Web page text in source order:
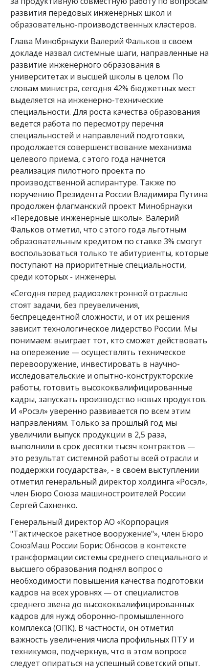
развития передовых инженерных школ и
образовательно-производственных кластеров.
Глава Минобрнауки Валерий Фальков в своем
докладе назвал системные шаги, направленные на
развитие инженерного образования в
университетах и высшей школы в целом. По
словам министра, сегодня 42% бюджетных мест
выделяется на инженерно-технические
специальности. Для роста качества образования
ведется работа по пересмотру перечня
специальностей и направлений подготовки,
продолжается совершенствование механизма
целевого приема, с этого года начнется
реализация пилотного проекта по
производственной аспирантуре. Также по
поручению Президента России Владимира Путина
продолжен флагманский проект Минобрнауки
«Передовые инженерные школы». Валерий
Фальков отметил, что с этого года льготным
образовательным кредитом по ставке 3% смогут
воспользоваться только те абитуриенты, которые
поступают на приоритетные специальности,
среди которых - инженеры.
«Сегодня перед радиоэлектронной отраслью
стоят задачи, без преувеличения,
беспрецедентной сложности, и от их решения
зависит технологическое лидерство России. Мы
понимаем: выиграет тот, кто сможет действовать
на опережение — осуществлять техническое
перевооружение, инвестировать в научно-
исследовательские и опытно-конструкторские
работы, готовить высококвалифицированные
кадры, запускать производство новых продуктов.
И «Росэл» уверенно развивается по всем этим
направлениям. Только за прошлый год мы
увеличили выпуск продукции в 2,5 раза,
выполнили в срок десятки тысяч контрактов —
это результат системной работы всей отрасли и
поддержки государства», - в своем выступлении
отметил генеральный директор холдинга «Росэл»,
член Бюро Союза машиностроителей России
Сергей Сахненко.
Генеральный директор АО «Корпорация
"Тактическое ракетное вооружение"», член Бюро
СоюзМаш России Борис Обносов в контексте
трансформации системы среднего специального и
высшего образования поднял вопрос о
необходимости повышения качества подготовки
кадров на всех уровнях — от специалистов
среднего звена до высококвалифицированных
кадров для нужд оборонно-промышленного
комплекса (ОПК). В частности, он отметил
важность увеличения числа профильных ПТУ и
техникумов, подчеркнув, что в этом вопросе
следует опираться на успешный советский опыт.